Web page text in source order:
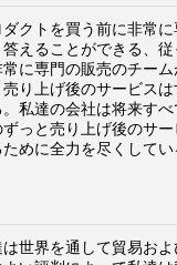
クトを買う前に非常に
えることができる、
に専門の販売のチー
り上げ後のサービスは
私達の会社は将来す
っと売り上げ後のサ
めに全力を尽くしてい
世界を通して貿易お